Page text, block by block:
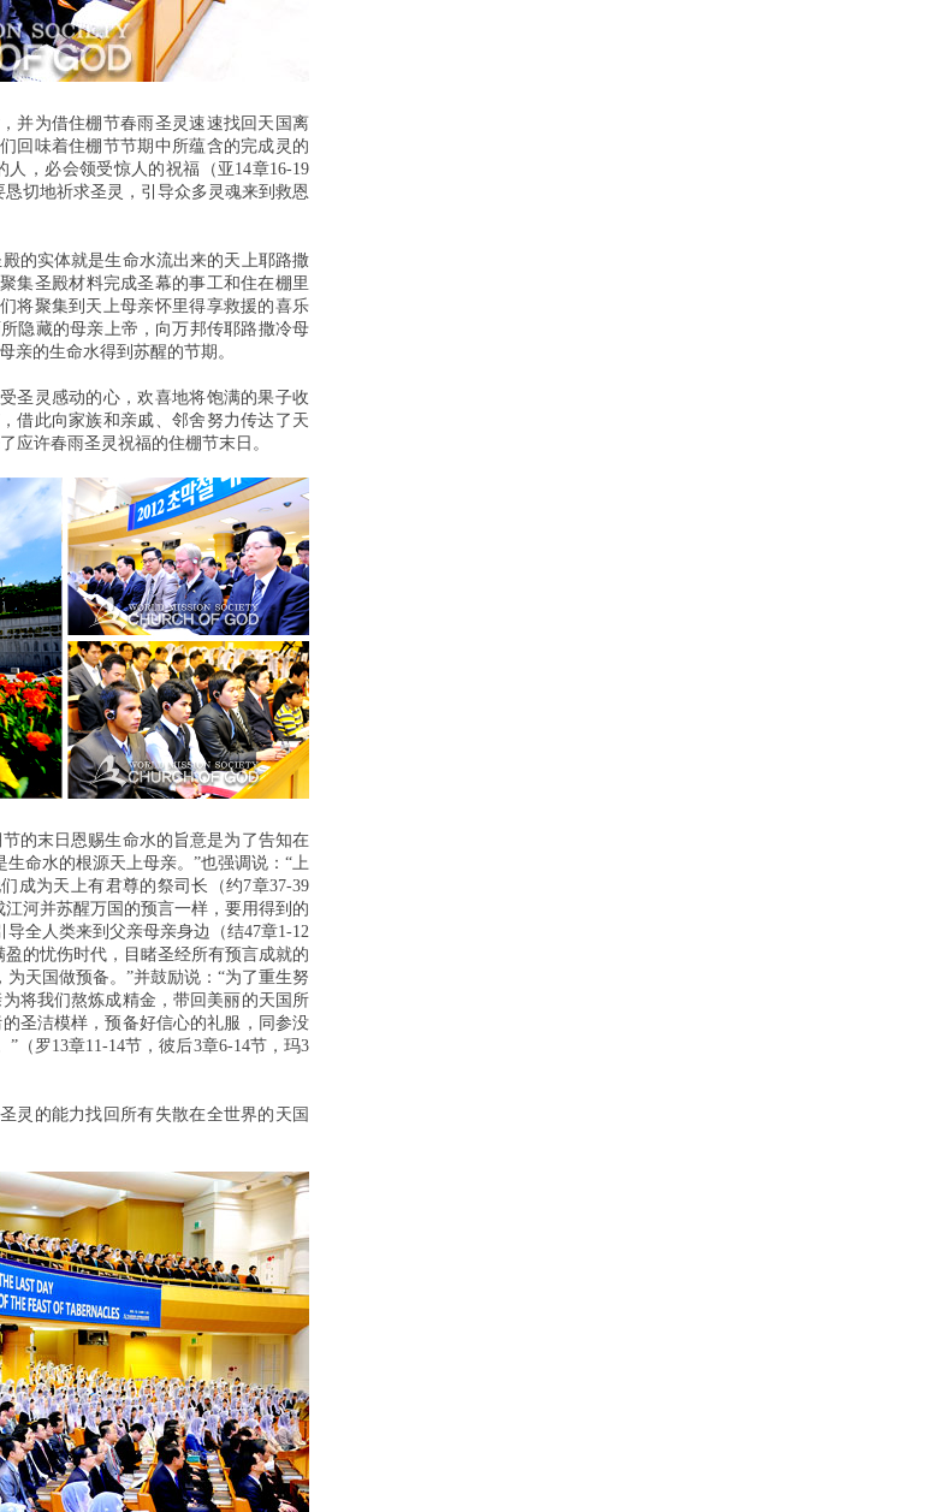
并为借住棚节春雨圣灵速速找回天国离
回味着住棚节节期中所蕴含的完成灵的
，必会领受惊人的祝福（亚14章16-19
切地祈求圣灵，引导众多灵魂来到救恩
的实体就是生命水流出来的天上耶路撒
集圣殿材料完成圣幕的事工和住在棚里
将聚集到天上母亲怀里得享救援的喜乐
隐藏的母亲上帝，向万邦传耶路撒冷母
亲的生命水得到苏醒的节期。
圣灵感动的心，欢喜地将饱满的果子收
借此向家族和亲戚、邻舍努力传达了天
应许春雨圣灵祝福的住棚节末日。
的末日恩赐生命水的旨意是为了告知在
命水的根源天上母亲。”也强调说：“上
成为天上有君尊的祭司长（约7章37-39
河并苏醒万国的预言一样，要用得到的
全人类来到父亲母亲身边（结47章1-12
的忧伤时代，目睹圣经所有预言成就的
天国做预备。”并鼓励说：“为了重生努
将我们熬炼成精金，带回美丽的天国所
圣洁模样，预备好信心的礼服，同参没
（罗13章11-14节，彼后3章6-14节，玛3
灵的能力找回所有失散在全世界的天国